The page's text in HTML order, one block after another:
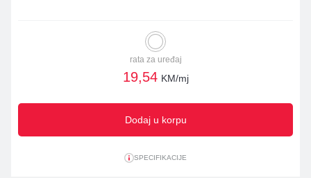
rata za uređaj
19,54 KM/mj
Dodaj u korpu
SPECIFIKACIJE